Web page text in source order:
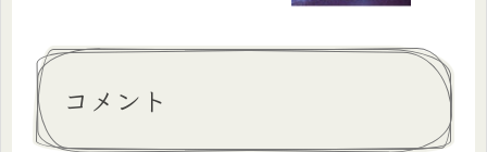
コメント